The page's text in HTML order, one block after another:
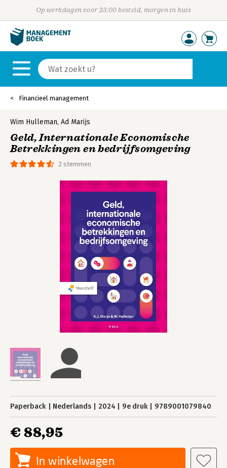
Op werkdagen voor 23:00 besteld, morgen in huis
Financieel management
2 stemmen
Wim Hulleman, Ad Marijs
Geld, Internationale Economische
Betrekkingen en bedrijfsomgeving
Paperback Nederlands 2024 9e druk 9789001079840
€ 88,95
In winkelwagen